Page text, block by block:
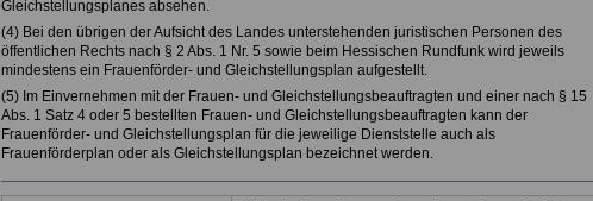
Gleichstellungsplanes absehen.
(4) Bei den übrigen der Aufsicht des Landes unterstehenden juristischen Personen des
öffentlichen Rechts nach § 2 Abs. 1 Nr. 5 sowie beim Hessischen Rundfunk wird jeweils
mindestens ein Frauenförder- und Gleichstellungsplan aufgestellt.
(5) Im Einvernehmen mit der Frauen- und Gleichstellungsbeauftragten und einer nach § 15
Abs. 1 Satz 4 oder 5 bestellten Frauen- und Gleichstellungsbeauftragten kann der
Frauenförder- und Gleichstellungsplan für die jeweilige Dienststelle auch als
Frauenförderplan oder als Gleichstellungsplan bezeichnet werden.